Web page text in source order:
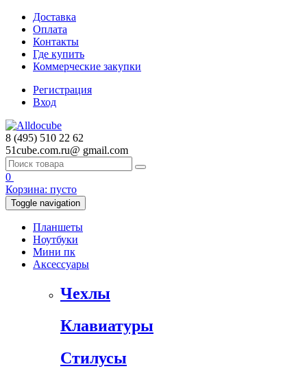
Доставка
Оплата
Контакты
Где купить
Коммерческие закупки
Регистрация
Вход
8 (495) 510 22 62
51cube.com.ru@ gmail.com
0
Корзина: пусто
Toggle navigation
Планшеты
Ноутбуки
Мини пк
Аксессуары
Чехлы
Клавиатуры
Стилусы